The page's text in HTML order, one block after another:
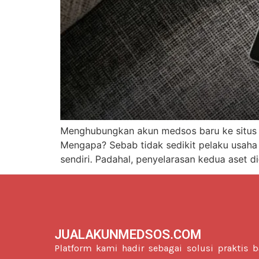
Menghubungkan akun medsos baru ke
Mengapa? Sebab tidak sedikit pelaku
sendiri. Padahal, penyelarasan kedua aset
JUALAKUNMEDSOS.COM
Platform kami hadir sebagai solusi praktis